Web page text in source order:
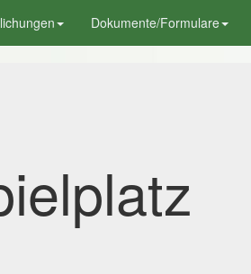
Dokumente/Formulare